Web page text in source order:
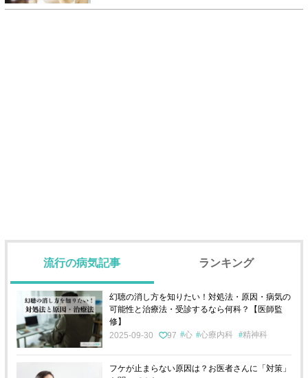
流行の病気記事 ランキング
幻聴の消し方を知りたい！対処法・原因・病気の
可能性と治療法・受診するなら何科？【医師監
修】
2025-09-30
97 心 心療内科 精神科
フケが止まらない原因は？お医者さんに「対策」